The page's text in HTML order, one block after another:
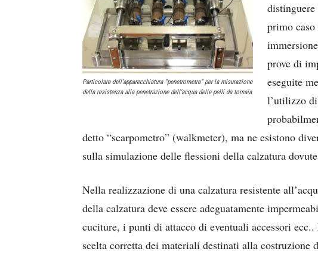
Particolare dell’apparecchiatura “penetrometro” per la misurazione
della resistenza alla penetrazione dell’acqua delle pelli da tomaia
primo
prove di
eseguite
l’utilizzo
detto “scarpometro” (walkmeter), ma ne esistono
sulla simulazione delle flessioni della calzatura
Nella realizzazione di una calzatura resistente
della calzatura deve essere adeguatamente
cuciture, i punti di attacco di eventuali accessori
scelta corretta dei materiali destinati alla costruzione